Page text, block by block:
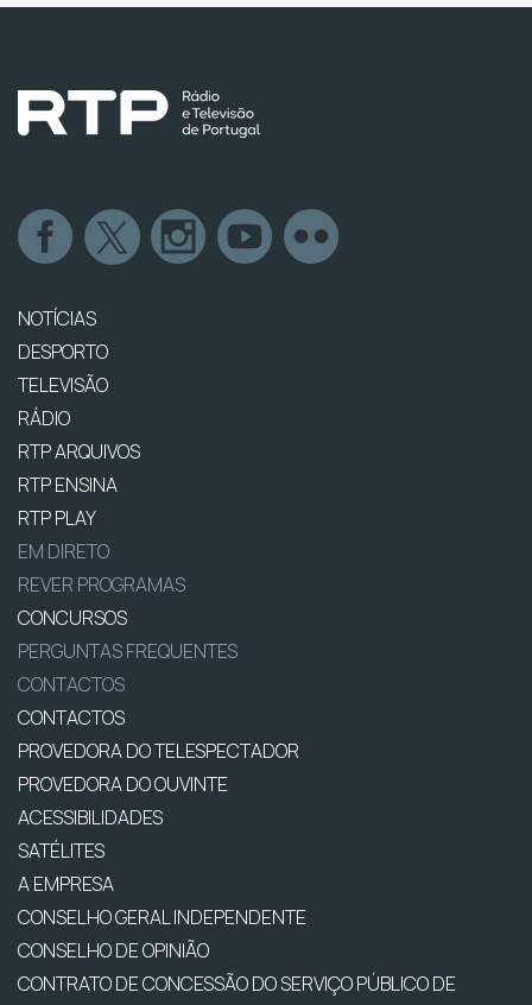
NOTÍCIAS
DESPORTO
TELEVISÃO
RÁDIO
RTP ARQUIVOS
RTP ENSINA
RTP PLAY
EM DIRETO
REVER PROGRAMAS
CONCURSOS
PERGUNTAS FREQUENTES
CONTACTOS
CONTACTOS
PROVEDORA DO TELESPECTADOR
PROVEDORA DO OUVINTE
ACESSIBILIDADES
SATÉLITES
A EMPRESA
CONSELHO GERAL INDEPENDENTE
CONSELHO DE OPINIÃO
CONTRATO DE CONCESSÃO DO SERVIÇO PÚBLICO DE